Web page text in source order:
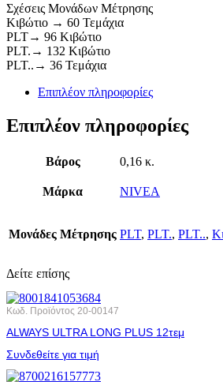
Σχέσεις Μονάδων Μέτρησης
Κιβώτιο → 60 Τεμάχια
PLT→ 96 Κιβώτιο
PLT.→ 132 Κιβώτιο
PLT..→ 36 Τεμάχια
Επιπλέον πληροφορίες
Επιπλέον πληροφορίες
Βάρος 0,16 κ.
Μάρκα NIVEA
Μονάδες Μέτρησης PLT, PLT., PLT..,
Δείτε επίσης
Κωδ. Προϊόντος 20-00147
ALWAYS ULTRA LONG PLUS 12τεμ
Συνδεθείτε για τιμή